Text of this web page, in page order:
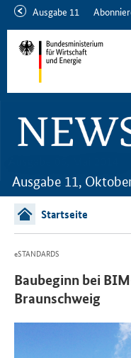
ältereAusgabe 11
Ausgabe 11,
Startseite
eSTANDARDS
Baubeginn bei
Braunschweig